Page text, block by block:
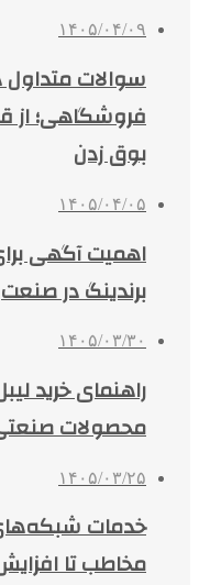
۱۴۰۵/۰۴/۰۹
سوالات متداول
فروشگاهی؛ از
بوق زدن
۱۴۰۵/۰۴/۰۵
اهمیت آگهی
برندینگ در صنعت
۱۴۰۵/۰۳/۳۰
راهنمای خرید
محصولات
۱۴۰۵/۰۳/۲۵
مخاطب تا